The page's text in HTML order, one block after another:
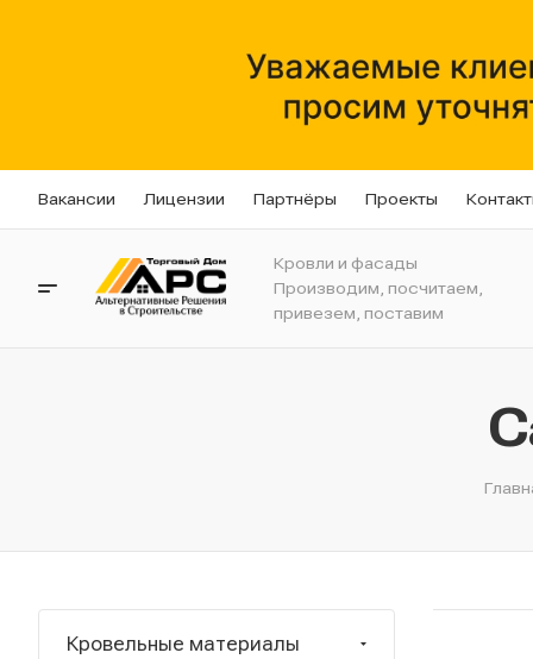
Вакансии Лицензии Партнёры Проекты
Кровли и фасады
Производим, посчитаем,
привезем, поставим
Кровельные материалы